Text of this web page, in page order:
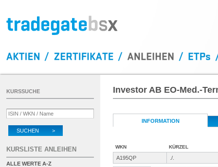
Investor AB EO-Med.-
INFORMATION
WKN KÜRZEL
A195QP ./.
KURSSUCHE
SUCHEN >
KURSLISTE ANLEIHEN
ALLE WERTE A-Z